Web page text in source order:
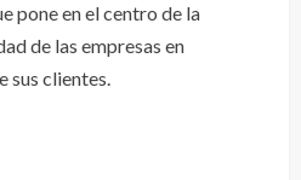
pone en el centro de la
de las empresas en
sus clientes.